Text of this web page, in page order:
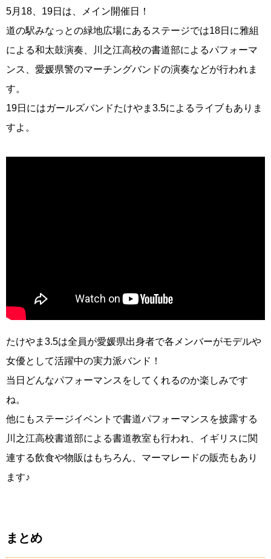
5月18、19日は、メイン開催日！
道の駅みなっとの緑地広場にあるステージでは18日に雅組
による和太鼓演奏、川之江高校の書道部によるパフォーマ
ンス、愛媛県警のマーチングバンドの演奏などが行われま
す。
19日にはガールズバンドたけやま3.5によるライブもありま
すよ。
たけやま3.5は全員が愛媛県出身者で各メンバーがモデルや
女優として活躍中の実力派バンド！
当日どんなパフォーマンスをしてくれるのか楽しみです
ね。
他にもステージイベントで書道パフォーマンスを披露する
川之江高校書道部による書道教室も行われ、イギリスに関
連する飲食や物販はもちろん、マーマレードの販売もあり
ます♪
まとめ